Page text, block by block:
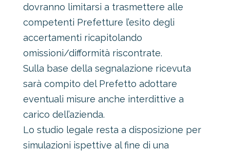
dovranno limitarsi a trasmettere alle
competenti Prefetture l’esito degli
accertamenti ricapitolando
omissioni/difformità riscontrate.
Sulla base della segnalazione ricevuta
sarà compito del Prefetto adottare
eventuali misure anche interdittive a
carico dell’azienda.
Lo studio legale resta a disposizione per
simulazioni ispettive al fine di una